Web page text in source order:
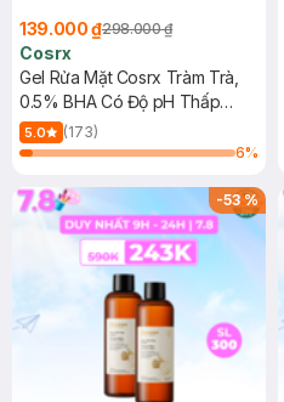
139.000 ₫298.000 ₫
Cosrx
Gel Rửa Mặt Cosrx Tràm Trà,
0.5% BHA Có Độ pH Thấp
150ml
5.0
(173)
6%
-53%